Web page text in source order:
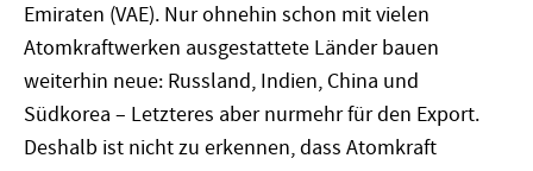
Emiraten (VAE). Nur ohnehin schon mit vielen
Atomkraftwerken ausgestattete Länder bauen
weiterhin neue: Russland, Indien, China und
Südkorea – Letzteres aber nurmehr für den Export.
Deshalb ist nicht zu erkennen, dass Atomkraft